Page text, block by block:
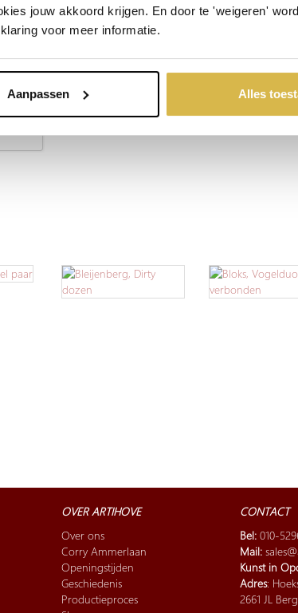
jouw akkoord krijgen. En door te 'weigeren'
voor meer informatie.
Aanpassen Alles
OVER ARTIHOVE
Over ons
Corry Ammerlaan
Openingstijden
Geschiedenis
Productieproces
CONTACT
Bel: 010-
Mail:
Kunst in
Adres:
2661 JL